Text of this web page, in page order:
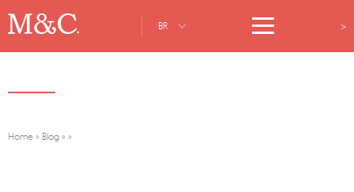
BR >
Home » Blog » »